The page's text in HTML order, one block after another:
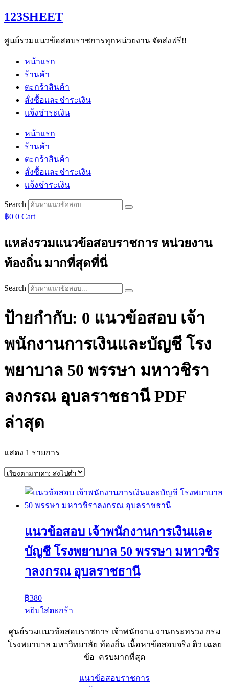
Skip
to
123SHEET
ศูนย์รวมแนวข้อสอบราชการทุกหน่วยงาน จัดส่งฟรี!!
หน้าแรก
ร้านค้า
ตะกร้าสินค้า
สั่งซื้อและชำระเงิน
แจ้งชำระเงิน
หน้าแรก
ร้านค้า
ตะกร้าสินค้า
สั่งซื้อและชำระเงิน
แจ้งชำระเงิน
Search
฿0 0 Cart
แหล่งรวมแนวข้อสอบราชการ หน่วยงาน
ท้องถิ่น มากที่สุดที่นี่
Search
ป้ายกำกับ: 0 แนวข้อสอบ เจ้า
พนักงานการเงินและบัญชี โรง
พยาบาล 50 พรรษา มหาวชิรา
ลงกรณ อุบลราชธานี PDF
ล่าสุด
แสดง 1 รายการ
แนวข้อสอบ เจ้าพนักงานการเงินและ
บัญชี โรงพยาบาล 50 พรรษา มหาวชิร
าลงกรณ อุบลราชธานี
฿380
หยิบใส่ตะกร้า
ศูนย์รวมแนวข้อสอบราชการ เจ้าพนักงาน งานกระทรวง กรม
โรงพยาบาล มหาวิทยาลัย ท้องถิ่น เนื้อหาข้อสอบจริง ติว เฉลย
ข้อ ครบมากที่สุด
แนวข้อสอบราชการ